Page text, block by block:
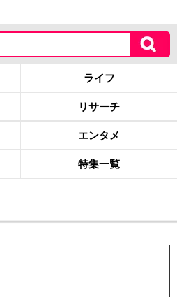
ライフ
リサーチ
エンタメ
特集一覧